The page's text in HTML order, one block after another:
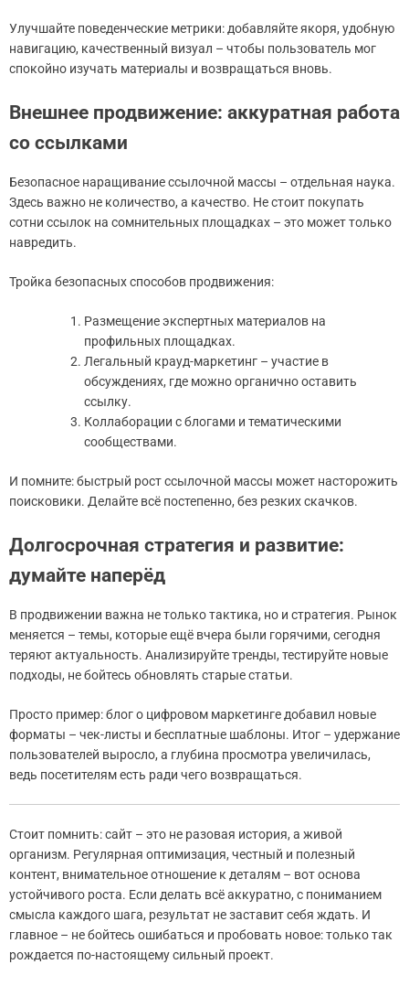
Улучшайте поведенческие метрики: добавляйте якоря, удобную
навигацию, качественный визуал – чтобы пользователь мог
спокойно изучать материалы и возвращаться вновь.
Внешнее продвижение: аккуратная работа
со ссылками
Безопасное наращивание ссылочной массы – отдельная наука.
Здесь важно не количество, а качество. Не стоит покупать
сотни ссылок на сомнительных площадках – это может только
навредить.
Тройка безопасных способов продвижения:
Размещение экспертных материалов на
профильных площадках.
Легальный крауд-маркетинг – участие в
обсуждениях, где можно органично оставить
ссылку.
Коллаборации с блогами и тематическими
сообществами.
И помните: быстрый рост ссылочной массы может насторожить
поисковики. Делайте всё постепенно, без резких скачков.
Долгосрочная стратегия и развитие:
думайте наперёд
В продвижении важна не только тактика, но и стратегия. Рынок
меняется – темы, которые ещё вчера были горячими, сегодня
теряют актуальность. Анализируйте тренды, тестируйте новые
подходы, не бойтесь обновлять старые статьи.
Просто пример: блог о цифровом маркетинге добавил новые
форматы – чек-листы и бесплатные шаблоны. Итог – удержание
пользователей выросло, а глубина просмотра увеличилась,
ведь посетителям есть ради чего возвращаться.
Стоит помнить: сайт – это не разовая история, а живой
организм. Регулярная оптимизация, честный и полезный
контент, внимательное отношение к деталям – вот основа
устойчивого роста. Если делать всё аккуратно, с пониманием
смысла каждого шага, результат не заставит себя ждать. И
главное – не бойтесь ошибаться и пробовать новое: только так
рождается по-настоящему сильный проект.